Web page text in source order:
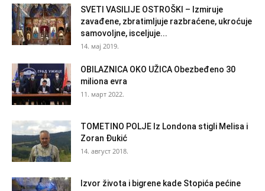
SVETI VASILIJE OSTROŠKI – Izmiruje
zavađene, zbratimljuje razbraćene, ukroćuje
samovoljne, isceljuje...
14. мај 2019.
OBILAZNICA OKO UŽICA Obezbeđeno 30
miliona evra
11. март 2022.
TOMETINO POLJE Iz Londona stigli Melisa i
Zoran Đukić
14. август 2018.
Izvor života i bigrene kade Stopića pećine